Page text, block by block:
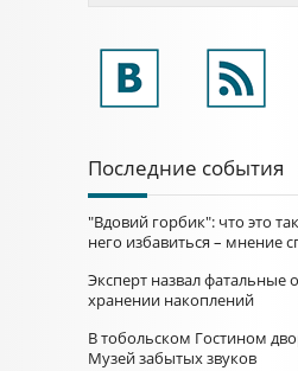
Последние события
"Вдовий горбик": что это
него избавиться – мнение
Эксперт назвал
хранении накоплений
В тобольском Гостином
Музей забытых звуков